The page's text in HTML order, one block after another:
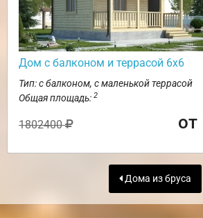
Дом с балконом и террасой 6х6
Тип: с балконом, с маленькой террасой
Общая площадь: 2
1802400 от
Дома из бруса